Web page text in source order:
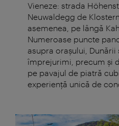
Vieneze: strada
Neuwaldegg de
asemenea, pe lângă
Numeroase puncte
asupra orașului, Dunării
împrejurimi, precum și
pe pavajul de piatră
experiență unică de